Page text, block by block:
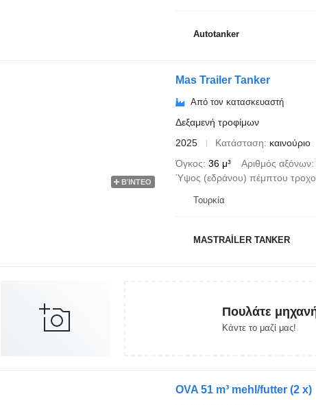
Autotanker
ΒΊΝΤΕΟ
Mas Trailer Tanker
Από τον κατασκευαστή
Δεξαμενή τροφίμων
2025
Κατάσταση
καινούριο
Όγκος 36 μ³ Αριθμός αξόνων
Ύψος (εδράνου) πέμπτου
Τουρκία
MASTRAİLER TANKER
Πουλάτε
Κάντε το μαζί μας!
OVA 51 m³ mehl/futter (2 x)